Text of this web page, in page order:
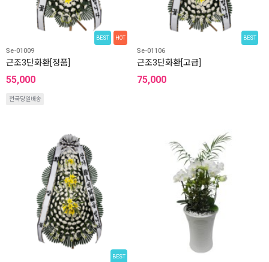
BEST HOT
Se-01009
근조3단화환[정품]
55,000
전국당일배송
BEST
Se-01106
근조3단화환[고급]
75,000
BEST